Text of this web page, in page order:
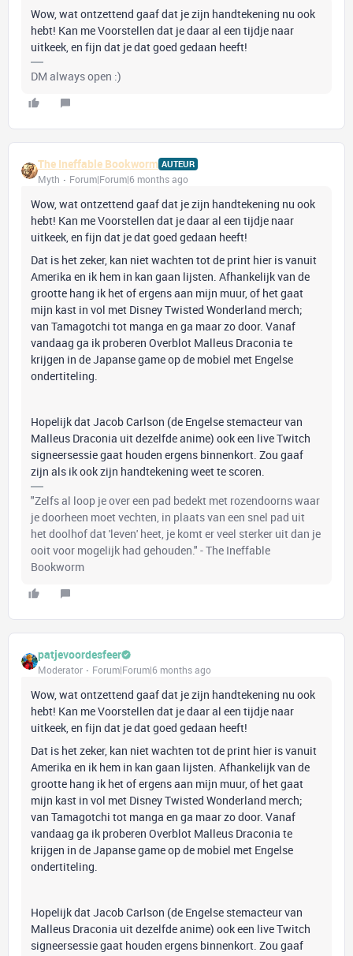
Wow, wat ontzettend gaaf dat je zijn handtekening nu ook
hebt! Kan me Voorstellen dat je daar al een tijdje naar
uitkeek, en fijn dat je dat goed gedaan heeft!
DM always open :)
The Ineffable Bookworm AUTEUR
Myth Forum|Forum|6 months ago
Wow, wat ontzettend gaaf dat je zijn handtekening nu ook
hebt! Kan me Voorstellen dat je daar al een tijdje naar
uitkeek, en fijn dat je dat goed gedaan heeft!
Dat is het zeker, kan niet wachten tot de print hier is vanuit
Amerika en ik hem in kan gaan lijsten. Afhankelijk van de
grootte hang ik het of ergens aan mijn muur, of het gaat
mijn kast in vol met Disney Twisted Wonderland merch;
van Tamagotchi tot manga en ga maar zo door. Vanaf
vandaag ga ik proberen Overblot Malleus Draconia te
krijgen in de Japanse game op de mobiel met Engelse
ondertiteling.
Hopelijk dat Jacob Carlson (de Engelse stemacteur van
Malleus Draconia uit dezelfde anime) ook een live Twitch
signeersessie gaat houden ergens binnenkort. Zou gaaf
zijn als ik ook zijn handtekening weet te scoren.
"Zelfs al loop je over een pad bedekt met rozendoorns waar
je doorheen moet vechten, in plaats van een snel pad uit
het doolhof dat 'leven' heet, je komt er veel sterker uit dan je
ooit voor mogelijk had gehouden." - The Ineffable
Bookworm
patjevoordesfeer
Moderator Forum|Forum|6 months ago
Wow, wat ontzettend gaaf dat je zijn handtekening nu ook
hebt! Kan me Voorstellen dat je daar al een tijdje naar
uitkeek, en fijn dat je dat goed gedaan heeft!
Dat is het zeker, kan niet wachten tot de print hier is vanuit
Amerika en ik hem in kan gaan lijsten. Afhankelijk van de
grootte hang ik het of ergens aan mijn muur, of het gaat
mijn kast in vol met Disney Twisted Wonderland merch;
van Tamagotchi tot manga en ga maar zo door. Vanaf
vandaag ga ik proberen Overblot Malleus Draconia te
krijgen in de Japanse game op de mobiel met Engelse
ondertiteling.
Hopelijk dat Jacob Carlson (de Engelse stemacteur van
Malleus Draconia uit dezelfde anime) ook een live Twitch
signeersessie gaat houden ergens binnenkort. Zou gaaf